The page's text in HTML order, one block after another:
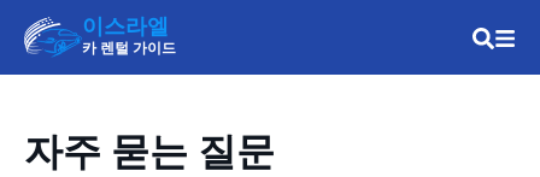
이스라엘
카 렌털 가이드
자주 묻는 질문